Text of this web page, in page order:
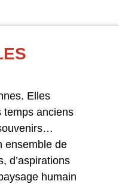
Elles
temps anciens
ensemble de
d’aspirations
humain